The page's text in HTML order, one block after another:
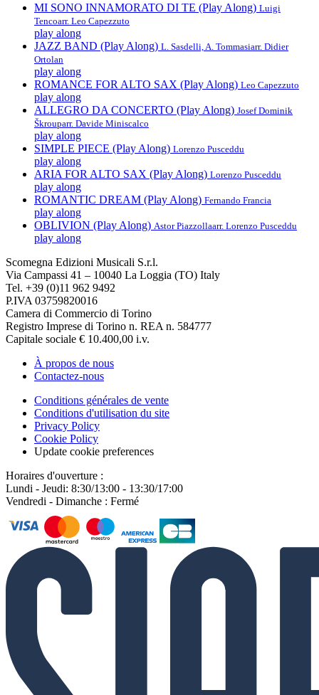
MI SONO INNAMORATO DI TE (Play Along) Luigi
Tencoarr. Leo Capezzuto
play along
JAZZ BAND (Play Along) L. Sasdelli, A. Tommasiarr. Didier
Ortolan
play along
ROMANCE FOR ALTO SAX (Play Along) Leo Capezzuto
play along
ALLEGRO DA CONCERTO (Play Along) Josef Dominik
Škrouparr. Davide Miniscalco
play along
SIMPLE PIECE (Play Along) Lorenzo Pusceddu
play along
ARIA FOR ALTO SAX (Play Along) Lorenzo Pusceddu
play along
ROMANTIC DREAM (Play Along) Fernando Francia
play along
OBLIVION (Play Along) Astor Piazzollaarr. Lorenzo Pusceddu
play along
Scomegna Edizioni Musicali S.r.l.
Via Campassi 41 – 10040 La Loggia (TO) Italy
Tel. +39 (0)11 962 9492
P.IVA 03759820016
Camera di Commercio di Torino
Registro Imprese di Torino n. REA n. 584777
Capitale sociale € 10.400,00 i.v.
À propos de nous
Contactez-nous
Conditions générales de vente
Conditions d'utilisation du site
Privacy Policy
Cookie Policy
Update cookie preferences
Horaires d'ouverture :
Lundi - Jeudi: 8:30/13:00 - 13:30/17:00
Vendredi - Dimanche : Fermé